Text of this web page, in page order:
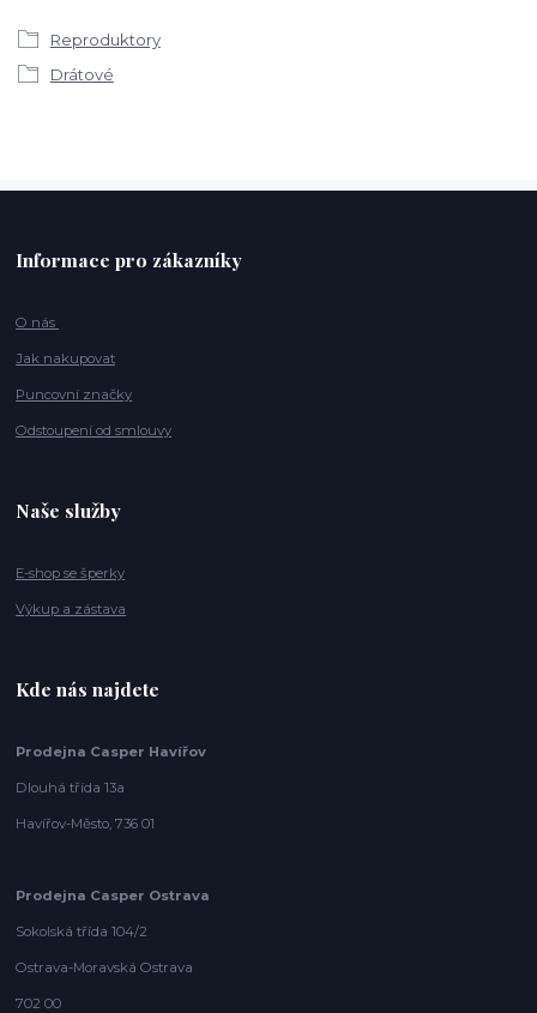
Reproduktory
Drátové
Informace pro zákazníky
O nás
Jak nakupovat
Puncovní značky
Odstoupení od smlouvy
Naše služby
E-shop se šperky
Výkup a zástava
Kde nás najdete
Prodejna Casper Havířov
Dlouhá třída 13a
Havířov-Město, 736 01
Prodejna Casper Ostrava
Sokolská třída 104/2
Ostrava-Moravská Ostrava
702 00